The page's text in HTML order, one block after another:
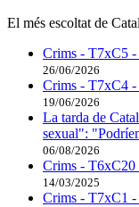
El més escoltat de
Crims - T7xC5 -
26/06/2026
Crims - T7xC4 -
19/06/2026
La tarda de
sexual":
06/08/2026
Crims -
14/03/2025
Crims - T7xC1